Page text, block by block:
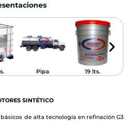
Pipa 19 lts.
SINTÉTICO
de alta tecnología en refinación G3